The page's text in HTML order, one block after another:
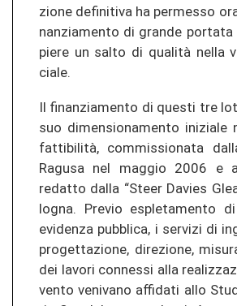
zio­ne de­fi­ni­ti­va ha perm­es­so
nan­zia­men­to di gran­de
pie­re un salto di qualità nella
cia­le.
Il fi­nan­zia­men­to di ques­ti tre
suo dimen­sio­na­men­to in­izia­le
fattibilità, com­mis­sio­na­ta
Ra­gu­sa nel mag­gio 2006 e
redat­to dalla “Steer Da­vies
lo­gna. Pre­vio esple­ta­men­to
evi­den­za pu­bbli­ca, i ser­vi­zi di
pro­get­ta­zio­ne, di­re­zio­ne,
dei la­vo­ri con­nes­si alla
ven­to veniva­no af­fi­da­ti allo